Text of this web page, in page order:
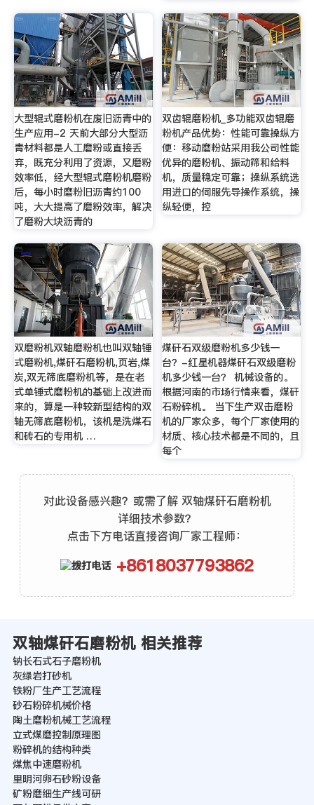
大型辊式磨粉机在废旧沥青中的
生产应用-2 天前大部分大型沥
青材料都是人工磨粉或直接丢
弃，既充分利用了资源，又磨粉
效率低，经大型辊式磨粉机磨粉
后，每小时磨粉旧沥青约100
吨，大大提高了磨粉效率，解决
了磨粉大块沥青的
双齿辊磨粉机_多功能双齿辊磨
粉机产品优势：性能可靠操纵方
便：移动磨粉站采用我公司性能
优异的磨粉机、振动筛和给料
机，质量稳定可靠；操纵系统选
用进口的伺服先导操作系统，操
纵轻便，控
双磨粉机双轴磨粉机也叫双轴锤
式磨粉机,煤矸石磨粉机,页岩,煤
炭,双无筛底磨粉机等，是在老
式单锤式磨粉机的基础上改进而
来的，算是一种较新型结构的双
轴无筛底磨粉机，该机是洗煤石
和砖石的专用机 …
煤矸石双级磨粉机多少钱一
台？-红星机器煤矸石双级磨粉
机多少钱一台？ 机械设备的。
根据河南的市场行情来看，煤矸
石粉碎机。 当下生产双击磨粉
机的厂家众多，每个厂家使用的
材质、核心技术都是不同的，且
每个
对此设备感兴趣？或需了解 双轴煤矸石磨粉机
详细技术参数？
点击下方电话直接咨询厂家工程师：
+8618037793862
双轴煤矸石磨粉机 相关推荐
钠长石式石子磨粉机
灰绿岩打砂机
铁粉厂生产工艺流程
砂石粉碎机械价格
陶土磨粉机械工艺流程
立式煤磨控制原理图
粉碎机的结构种类
煤焦中速磨粉机
里明河卵石砂粉设备
矿粉磨细生产线可研